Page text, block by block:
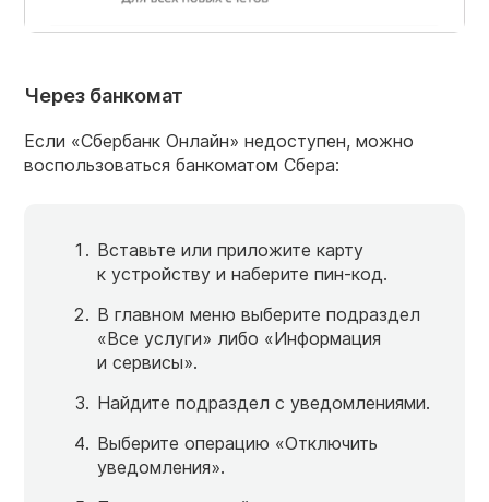
Через банкомат
Если «Сбербанк Онлайн» недоступен, можно
воспользоваться банкоматом Сбера:
Вставьте или приложите карту
к устройству и наберите пин-код.
В главном меню выберите подраздел
«Все услуги» либо «Информация
и сервисы».
Найдите подраздел с уведомлениями.
Выберите операцию «Отключить
уведомления».